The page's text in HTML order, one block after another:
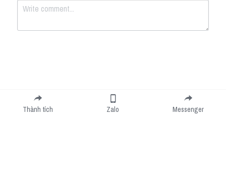
Submit
Thành tích Zalo Messenger